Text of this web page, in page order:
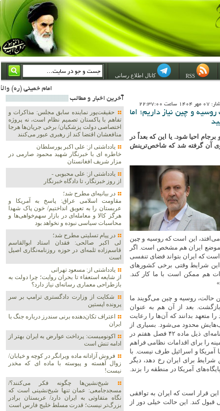
کانال اطلاع رسانی
امام خمینی (ره) والله اسلام تمامش سیاست است؛ ***** امام شهید: به گفتار امام و کردار امام اهتمام بورزید ***** امام خمینی(ره): ان شاء الله ما اندوه دلمان را در وقت مناسب با انتقام از امریکا و
22:37:00
و چین نیاز داریم؛ اما
احیا شود. یا این که بعداً در
آن گرفته شد که شاخص‌ترینش
این است که روسیه و چین
موضع ایران هم مشخص است. اگر
که ایران بتواند فضای تنفسی
این شرایط وقتی برخی کشورهای
هم ممکن است با ما کار کند.
حالت، روسیه و چین می‌گویند ما
بعد از آن هم به عنوان
متعهد بدانند که آن‌ها را رعایت
محدود می‌شود. بسیاری از
کشورها در این شرایط با ایران کار نمی‌کنند. در ادامه اگر تصویب قطعنامه‌ای ذیل ماده ۴۲ فصل هفتم در
را برای اقدامات نظامی فراهم
آمریکا و اسرائیل طرف نیست. با
برای ایران رخ دهد، دیگر
پایگاه‌های آمریکا در منطقه را بزند.
قرار است که ایران به توافقی
کند. این حالت خیلی دور از
آخرين اخبار و مطالب
حقیقت‌پور نماینده سابق مجلس: مذاکرات و
تفاهم با پاکستان تصمیم نظام است، نه پروژه
اختصاصی دولت پزشکیان/ برخی جریان‌ها هرجا
منافعشان اقتضا کند از رهبری عبور می‌کنند
یادداشتی از: علی اکبر پورسلطان
خاطره ای با خبرنگار شهید محمود صارمی در
مزار شریف افغانستان
یادداشتی از: علی محبوبی -
از روز خبرنگار، تا دادگاه خبرنگار
در بیانیه‌ای مطرح شد؛
مقاومت اسلامی عراق: پاسخ به آمریکا و
عربستان را به تعویق انداختیم/ خون پاک شهدا
هرگز کالا و معامله‌ای در بازار سهم‌خواهی‌ها و
محاسبات سیاسی نبوده و نخواهد بود
در پیام تسلیتی مطرح شد؛
لی اکبر صالحی: فقدان استاد ابوالقاسم
قاسم‌زاده ثلمه‌ای در حوزه روزنامه‌نگاری اصیل
است
یادداشتی از: مسعود تهرانی
از شایعه استعفاء تا بحران روایت؛ چرا دولت به
بازطراحی معماری رسانه‌ای نیاز دارد؟
شکایت از وزارت دادگستری ترامپ بر سر
پرونده اپستین
اعتراف تکان‌دهنده برنی سندرز درباره جنگ با
ایران
اکونومیست: پرداخت عوارض به ایران بهتر از
ادامه تنش است
فروش آزادانه ماده ویرانگر در کوچه و خیابان/
زوال آهسته و پیوسته با ماده ای که مخدر
نیست!
شیخ‌نشین‌ها چگونه فکر می‌کنند؟/
مسجدجامعی: عمان تنها شیخ‌نشینی است که
نگاه متفاوتی به ایران دارد/ عربستان برادر
بزرگ‌تر نیست؛ قدرت مسلط خلیج فارس است